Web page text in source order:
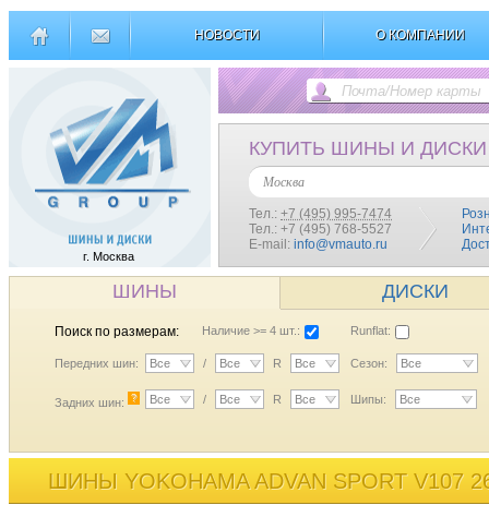
НОВОСТИ О КОМПАНИИ
г. Москва
КУПИТЬ ШИНЫ И ДИСКИ
Москва
Тел.: +7 (495) 995-7474
Тел.: +7 (495) 768-5527
E-mail: info@vmauto.ru
ШИНЫ ДИСКИ
Поиск по размерам: Наличие >= 4 шт.: Runflat:
Передних шин: Все / Все R Все Сезон: Все
Задних шин: ? Все / Все R Все Шипы: Все
ШИНЫ YOKOHAMA ADVAN SPORT V107